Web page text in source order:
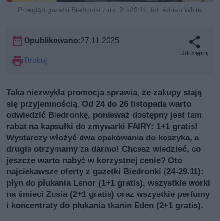
Przegląd gazetki Biedronki z dn. 24-29.11, fot. Adrian White
Opublikowano:27.11.2025
Drukuj
Udostępnij
Taka niezwykła promocja sprawia, że zakupy stają
się przyjemnością. Od 24 do 26 listopada warto
odwiedzić Biedronkę, ponieważ dostępny jest tam
rabat na kapsułki do zmywarki FAIRY: 1+1 gratis!
Wystarczy włożyć dwa opakowania do koszyka, a
drugie otrzymamy za darmo! Chcesz wiedzieć, co
jeszcze warto nabyć w korzystnej cenie? Oto
najciekawsze oferty z gazetki Biedronki (24-29.11):
płyn do płukania Lenor (1+1 gratis), wszystkie worki
na śmieci Zosia (2+1 gratis) oraz wszystkie perfumy
i koncentraty do płukania tkanin Eden (2+1 gratis).